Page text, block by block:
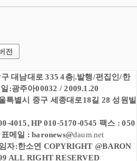
전
대남대로 335 4층|.발행/편집인/한
:광주아00032 / 2009.1.20
특별시 중구 세종대로18길 28 성원빌
4015, HP 010-5170-0545 팩스 : 050
표메일 :baronews@daum.net
자:한소연 COPYRIGHT @BARON
ALL RIGHT RESERVED